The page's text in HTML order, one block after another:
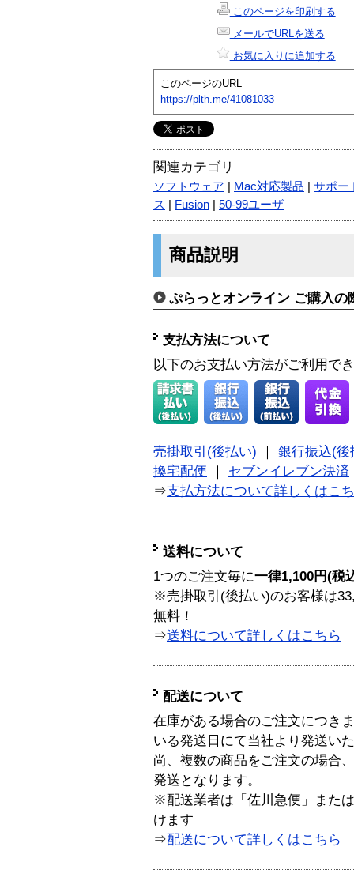
このページを印刷する
メールでURLを送る
お気に入りに追加する
このページのURL
https://plth.me/41081033
関連カテゴリ
ソフトウェア Mac対応製品
サポー
ス
Fusion 50-99ユーザ
商品説明
ぷらっとオンライン ご購入の
支払方法について
以下のお支払い方法がご利用で
売掛取引(後払い)
銀行振込(後
換宅配便
セブンイレブン決済
⇒支払方法について詳しくはこ
送料について
1つのご注文毎に一律1,100円(税
※売掛取引(後払い)のお客様は
無料！
⇒送料について詳しくはこちら
配送について
在庫がある場合のご注文につき
いる発送日にて当社より発送い
尚、複数の商品をご注文の場合
発送となります。
※配送業者は「佐川急便」また
けます
⇒配送について詳しくはこちら